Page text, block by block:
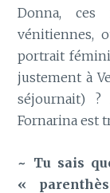
Donna, ces
vénitiennes,
portrait
justement à
séjournait) ?
Fornarina est
~ Tu sais
«